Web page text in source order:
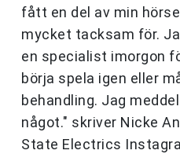
fått en del av min
mycket tacksam för.
en specialist imorgon
börja spela igen eller
behandling. Jag
något." skriver Nicke
State Electrics